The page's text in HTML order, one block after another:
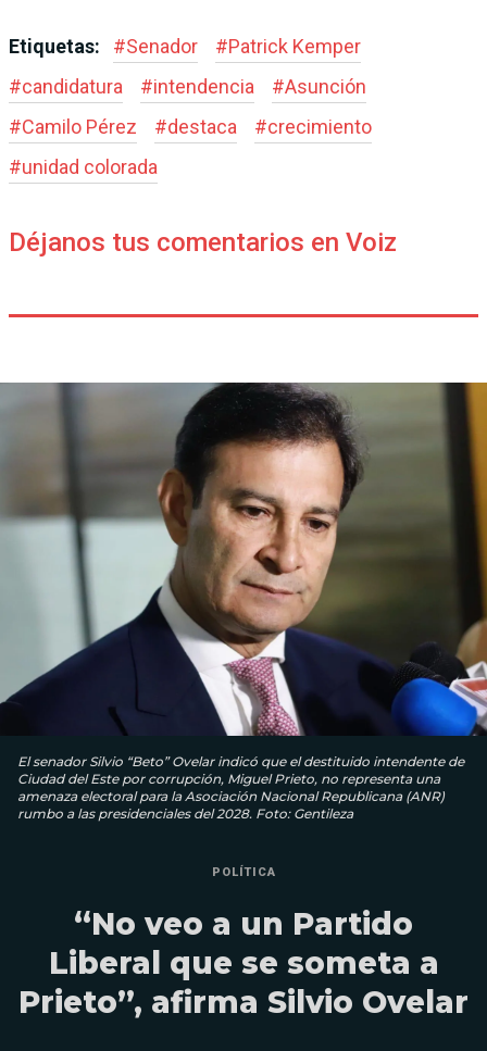
Etiquetas: #Senador #Patrick Kemper
#candidatura #intendencia #Asunción
#Camilo Pérez #destaca #crecimiento
#unidad colorada
Déjanos tus comentarios en Voiz
El senador Silvio “Beto” Ovelar indicó que el destituido intendente de
Ciudad del Este por corrupción, Miguel Prieto, no representa una
amenaza electoral para la Asociación Nacional Republicana (ANR)
rumbo a las presidenciales del 2028. Foto: Gentileza
POLÍTICA
“No veo a un Partido
Liberal que se someta a
Prieto”, afirma Silvio Ovelar